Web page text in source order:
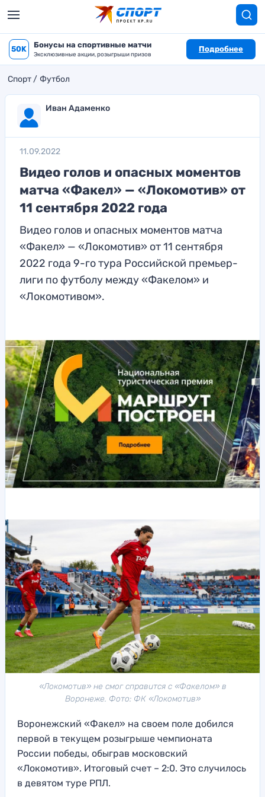
50K Бонусы на спортивные матчи
Эксклюзивные акции, розыгрыши призов
Подробнее
Спорт Футбол
Иван Адаменко
11.09.2022
Видео голов и опасных моментов
матча «Факел» — «Локомотив» от
11 сентября 2022 года
Видео голов и опасных моментов матча
«Факел» — «Локомотив» от 11 сентября
2022 года 9-го тура Российской премьер-
лиги по футболу между «Факелом» и
«Локомотивом».
«Локомотив» не смог справится с «Факелом» в
Воронеже. Фото: ФК «Локомотив»
Воронежский «Факел» на своем поле добился
первой в текущем розыгрыше чемпионата
России победы, обыграв московский
«Локомотив». Итоговый счет – 2:0. Это случилось
в девятом туре РПЛ.